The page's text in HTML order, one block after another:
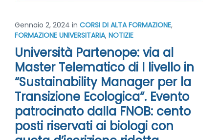
Gennaio 2, 2024 in CORSI DI ALTA FORMAZIONE,
FORMAZIONE UNIVERSITARIA, NOTIZIE
Università Partenope: via al
Master Telematico di I livello in
“Sustainability Manager per la
Transizione Ecologica”. Evento
patrocinato dalla FNOB: cento
posti riservati ai biologi con